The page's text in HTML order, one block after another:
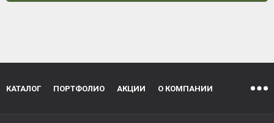
КАТАЛОГ ПОРТФОЛИО АКЦИИ О КОМПАНИИ